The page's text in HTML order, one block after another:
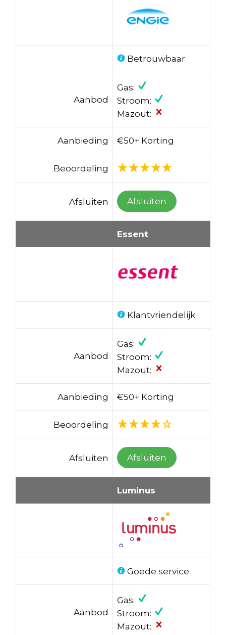
Betrouwbaar
Aanbod
Gas:
Stroom:
Mazout:
Aanbieding €50+ Korting
Beoordeling
Afsluiten Afsluiten
Essent
Klantvriendelijk
Aanbod
Gas:
Stroom:
Mazout:
Aanbieding €50+ Korting
Beoordeling
Afsluiten Afsluiten
Luminus
Goede service
Aanbod
Gas:
Stroom:
Mazout: